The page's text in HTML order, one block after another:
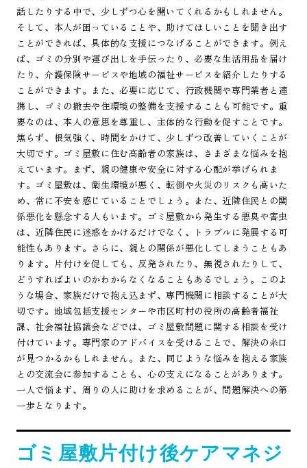
話したりする中で、少しずつ心を開いてくれるかもしれません。
そして、本人が困っていることや、助けてほしいことを聞き出す
ことができれば、具体的な支援につなげることができます。例え
ば、ゴミの分別や運び出しを手伝ったり、必要な生活用品を届け
たり、介護保険サービスや地域の福祉サービスを紹介したりする
ことができます。また、必要に応じて、行政機関や専門業者と連
携し、ゴミの撤去や住環境の整備を支援することも可能です。重
要なのは、本人の意思を尊重し、主体的な行動を促すことです。
焦らず、根気強く、時間をかけて、少しずつ改善していくことが
大切です。ゴミ屋敷に住む高齢者の家族は、さまざまな悩みを抱
えています。まず、親の健康や安全に対する心配が挙げられま
す。ゴミ屋敷は、衛生環境が悪く、転倒や火災のリスクも高いた
め、常に不安を感じていることでしょう。また、近隣住民との関
係悪化を懸念する人もいます。ゴミ屋敷から発生する悪臭や害虫
は、近隣住民に迷惑をかけるだけでなく、トラブルに発展する可
能性もあります。さらに、親との関係が悪化してしまうこともあ
ります。片付けを促しても、反発されたり、無視されたりして、
どうすればよいのかわからなくなることもあるでしょう。このよ
うな場合、家族だけで抱え込まず、専門機関に相談することが大
切です。地域包括支援センターや市区町村の役所の高齢者福祉
課、社会福祉協議会などでは、ゴミ屋敷問題に関する相談を受け
付けています。専門家のアドバイスを受けることで、解決の糸口
が見つかるかもしれません。また、同じような悩みを抱える家族
との交流会に参加することも、心の支えになることがあります。
一人で悩まず、周りの人に助けを求めることが、問題解決への第
一歩となります。
ゴミ屋敷片付け後ケアマネジ